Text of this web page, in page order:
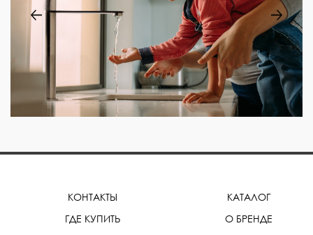
КОНТАКТЫ
ГДЕ КУПИТЬ
КАТАЛОГ
О БРЕНДЕ